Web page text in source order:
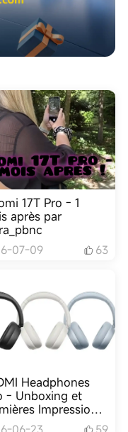
17T Pro - 1
après par
07-09 63
Headphones
- Unboxing et
Impressions